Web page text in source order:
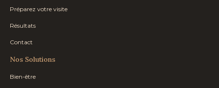
Préparez votre visite
Résultats
Contact
Nos Solutions
Bien-être